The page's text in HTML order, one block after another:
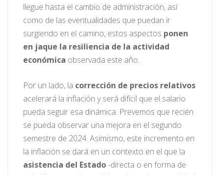
llegue hasta el cambio de administración, así
como de las eventualidades que puedan ir
surgiendo en el camino, estos aspectos ponen
en jaque la resiliencia de la actividad
económica observada este año.
Por un lado, la corrección de precios relativos
acelerará la inflación y será difícil que el salario
pueda seguir esa dinámica. Prevemos que recién
se pueda observar una mejora en el segundo
semestre de 2024. Asimismo, este incremento en
la inflación se dará en un contexto en el que la
asistencia del Estado-directa o en forma de